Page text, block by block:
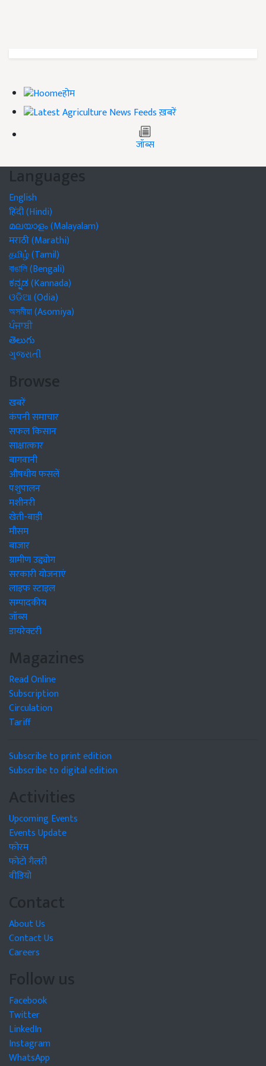
होम
ख़बरें
जॉब्स
Languages
English
हिंदी (Hindi)
മലയാളം (Malayalam)
मराठी (Marathi)
தமிழ் (Tamil)
বাঙালি (Bengali)
ಕನ್ನಡ (Kannada)
ଓଡିଆ (Odia)
অসমীয়া (Asomiya)
ਪੰਜਾਬੀ
తెలుగు
ગુજરાતી
Browse
खबरें
कंपनी समाचार
सफल किसान
साक्षात्कार
बागवानी
औषधीय फसलें
पशुपालन
मशीनरी
खेती-बाड़ी
मौसम
बाजार
ग्रामीण उद्द्योग
सरकारी योजनाएं
लाइफ स्टाइल
सम्पादकीय
जॉब्स
डायरेक्टरी
Magazines
Read Online
Subscription
Circulation
Tariff
Subscribe to print edition
Subscribe to digital edition
Activities
Upcoming Events
Events Update
फोरम
फोटो गैलरी
वीडियो
Contact
About Us
Contact Us
Careers
Follow us
Facebook
Twitter
LinkedIn
Instagram
WhatsApp